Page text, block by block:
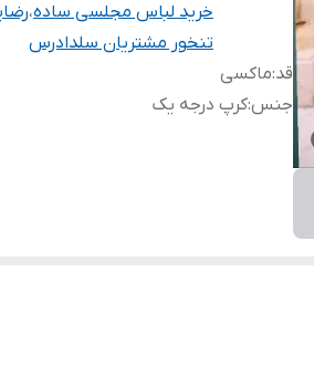
خرید لباس مجلسی ساده،
تنخور مشتریان سلدادرس
قد:ماکسی
جنس:کرپ درجه یک